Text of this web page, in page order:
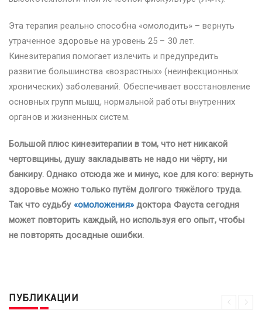
Эта терапия реально способна «омолодить» – вернуть
утраченное здоровье на уровень 25 – 30 лет.
Кинезитерапия помогает излечить и предупредить
развитие большинства «возрастных» (неинфекционных
хронических) заболеваний. Обеспечивает восстановление
основных групп мышц, нормальной работы внутренних
органов и жизненных систем.
Большой плюс кинезитерапии в том, что нет никакой
чертовщины, душу закладывать не надо ни чёрту, ни
банкиру. Однако отсюда же и минус, кое для кого: вернуть
здоровье можно только путём долгого тяжёлого труда.
Так что судьбу «омоложения»доктора Фауста сегодня
может повторить каждый, но используя его опыт, чтобы
не повторять досадные ошибки.
ПУБЛИКАЦИИ